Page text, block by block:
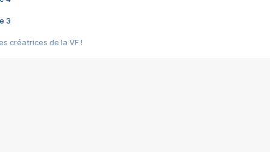
3
créatrices de la VF !